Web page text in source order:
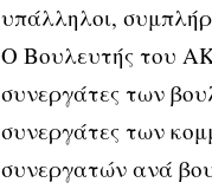
υπάλληλοι,
Ο Βουλευτής του
συνεργάτες των
συνεργάτες των
συνεργατών ανά